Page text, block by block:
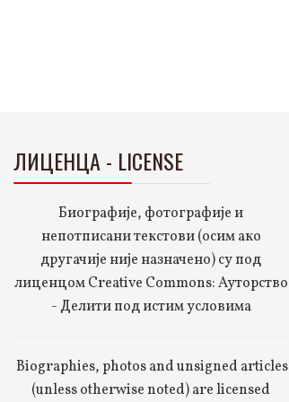
ЛИЦЕНЦА - LICENSE
Биографије, фотографије и
непотписани текстови (осим ако
другачије није назначено) су под
лиценцом Creative Commons: Ауторство
- Делити под истим условима
Biographies, photos and unsigned articles
(unless otherwise noted) are licensed